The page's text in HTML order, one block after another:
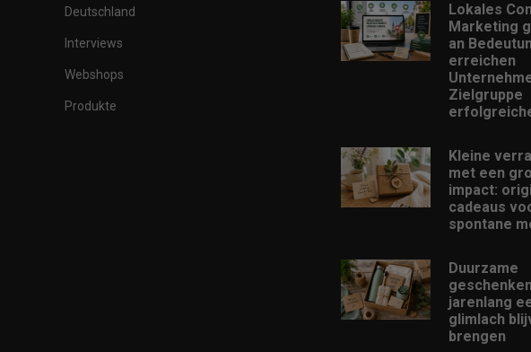
Deutschland
Interviews
Webshops
Produkte
Lokales
Marketing
an
erreichen
Zielgruppe
Kleine
met een
impact:
cadeaus
spontane
Duurzame
jarenlang
glimlach
brengen